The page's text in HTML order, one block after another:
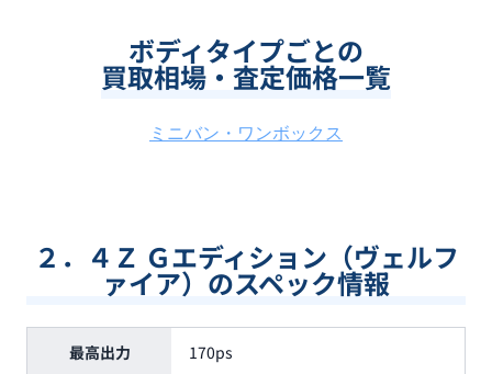
ボディタイプごとの
買取相場・査定価格一覧
ミニバン・ワンボックス
２．４Ｚ Ｇエディション（ヴェルフ
ァイア）のスペック情報
最高出力 170ps